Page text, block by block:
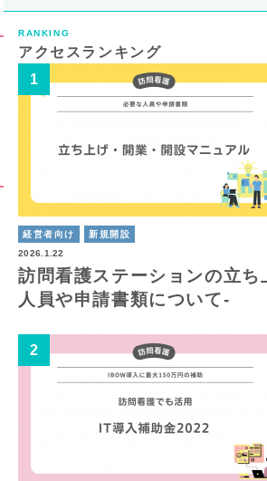
RANKING
アクセスランキング
経営者向け
新規開設
2026.1.22
訪問看護ステーションの立
人員や申請書類について-